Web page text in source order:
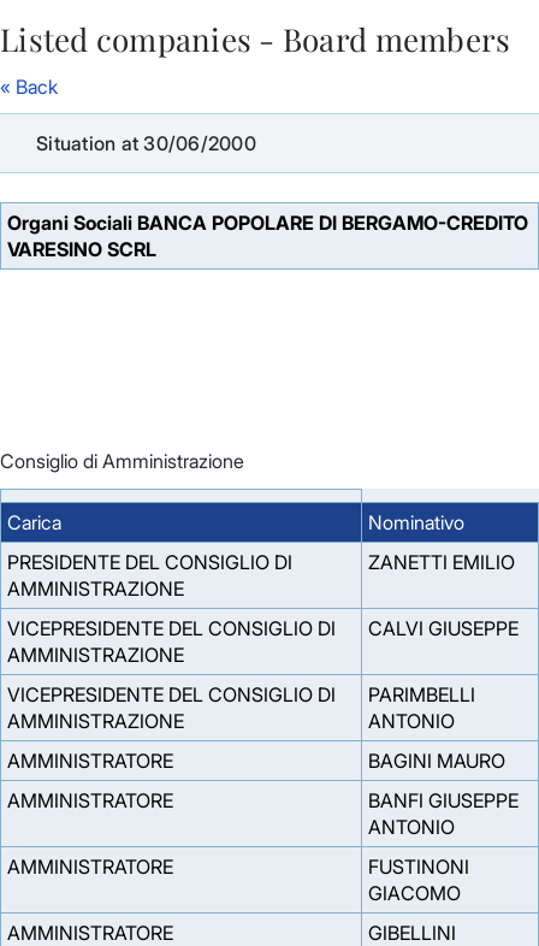
Skip to Main Content
Listed companies - Board members
« Back
Situation at 30/06/2000
Organi Sociali BANCA POPOLARE DI BERGAMO-CREDITO
VARESINO SCRL
Consiglio di Amministrazione
Carica
Nominativo
PRESIDENTE DEL CONSIGLIO DI
AMMINISTRAZIONE
ZANETTI EMILIO
VICEPRESIDENTE DEL CONSIGLIO DI
AMMINISTRAZIONE
CALVI GIUSEPPE
VICEPRESIDENTE DEL CONSIGLIO DI
AMMINISTRAZIONE
PARIMBELLI
ANTONIO
AMMINISTRATORE
BAGINI MAURO
AMMINISTRATORE
BANFI GIUSEPPE
ANTONIO
AMMINISTRATORE
FUSTINONI
GIACOMO
AMMINISTRATORE
GIBELLINI